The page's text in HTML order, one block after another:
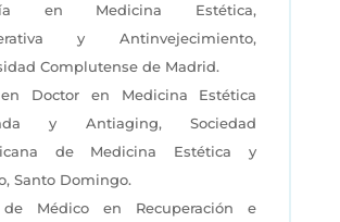
en Medicina Estética,
y Antinvejecimiento,
Complutense de Madrid.
Doctor en Medicina Estética
y Antiaging, Sociedad
de Medicina Estética y
Santo Domingo.
Médico en Recuperación e